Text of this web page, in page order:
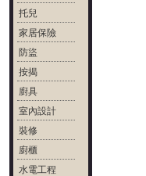
托兒
家居保險
防盜
按揭
廚具
室內設計
裝修
廚櫃
水電工程